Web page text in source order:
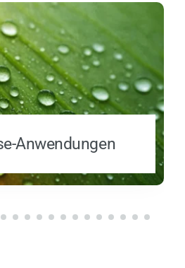
Anwendungen